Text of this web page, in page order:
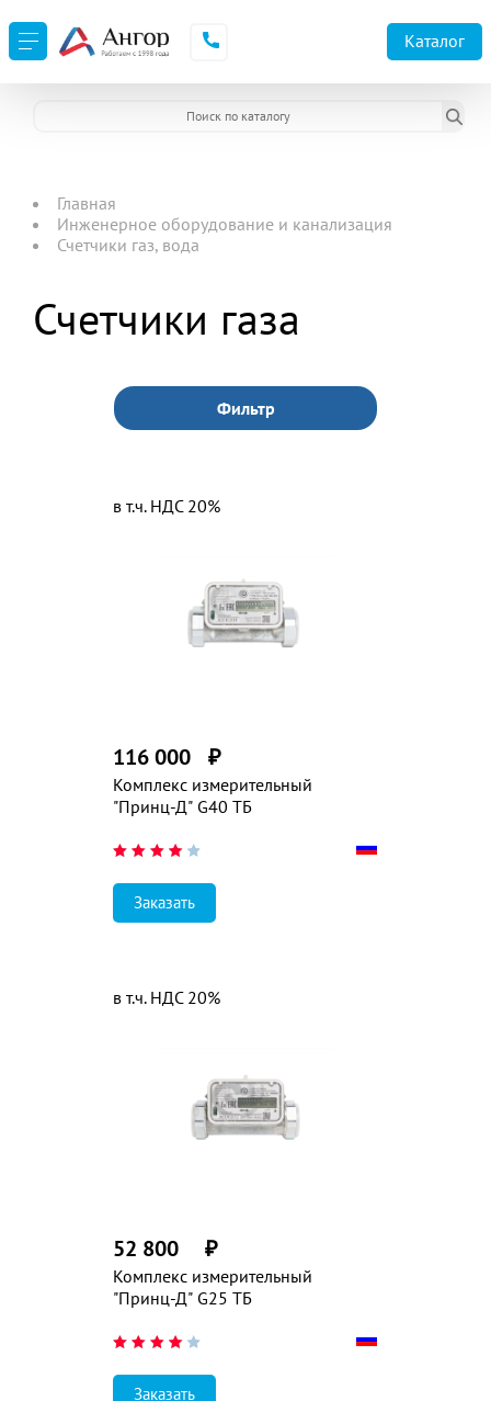
Каталог
Главная
Инженерное оборудование и канализация
Счетчики газ, вода
Счетчики газа
Фильтр
Комплекс измерительный
"Принц-Д" G40 ТБ
116 000 ₽
в т.ч. НДС 20%
Заказать
Комплекс измерительный
"Принц-Д" G25 ТБ
52 800 ₽
в т.ч. НДС 20%
Заказать